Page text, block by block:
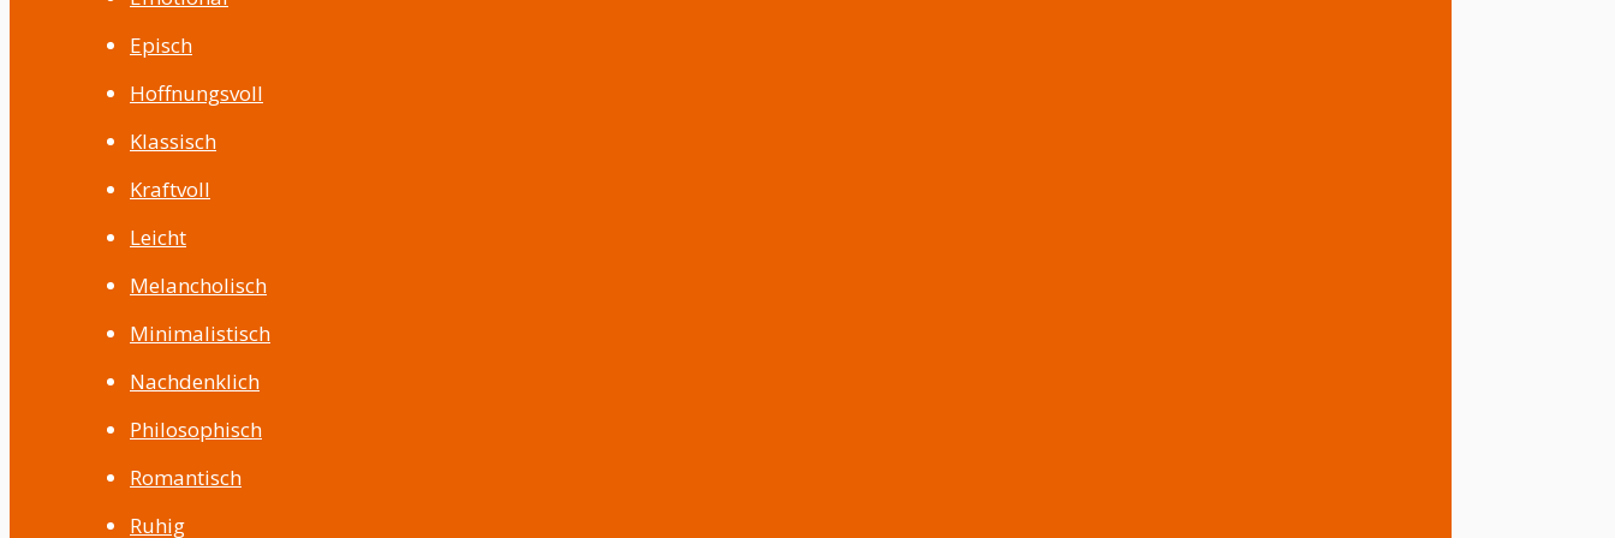
Episch
Hoffnungsvoll
Klassisch
Kraftvoll
Leicht
Melancholisch
Minimalistisch
Nachdenklich
Philosophisch
Romantisch
Ruhig